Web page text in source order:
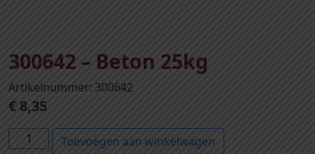
300642 – Beton 25kg
Artikelnummer: 300642
€8,35
Toevoegen aan winkelwagen